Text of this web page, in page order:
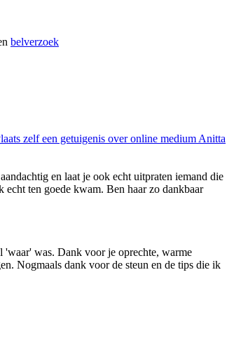
belverzoek
zelf een getuigenis over online medium Anitta
en laat je ook echt uitpraten iemand die
ten goede kwam. Ben haar zo dankbaar
'waar' was. Dank voor je oprechte, warme
Nogmaals dank voor de steun en de tips die ik